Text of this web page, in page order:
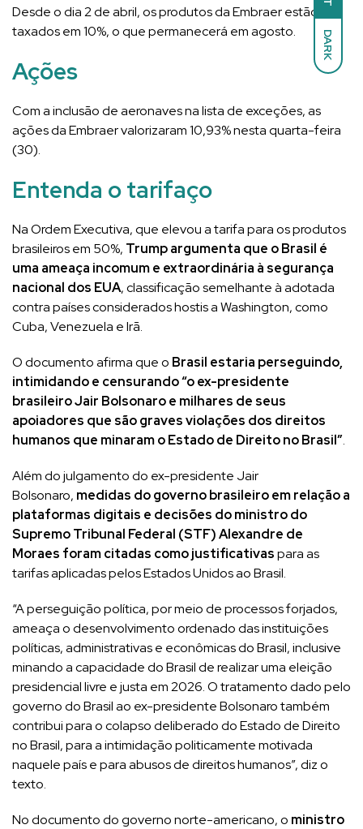
DARK
Desde o dia 2 de abril, os produtos da Embraer estão
taxados em 10%, o que permanecerá em agosto.
Ações
Com a inclusão de aeronaves na lista de exceções, as
ações da Embraer valorizaram 10,93% nesta quarta-feira
(30).
Entenda o tarifaço
Na Ordem Executiva, que elevou a tarifa para os produtos
brasileiros em 50%, Trump argumenta que o Brasil é
uma ameaça incomum e extraordinária à segurança
nacional dos EUA, classificação semelhante à adotada
contra países considerados hostis a Washington, como
Cuba, Venezuela e Irã.
O documento afirma que o Brasil estaria perseguindo,
intimidando e censurando “o ex-presidente
brasileiro Jair Bolsonaro e milhares de seus
apoiadores que são graves violações dos direitos
humanos que minaram o Estado de Direito no Brasil”.
Além do julgamento do ex-presidente Jair
Bolsonaro, medidas do governo brasileiro em relação a
plataformas digitais e decisões do ministro do
Supremo Tribunal Federal (STF) Alexandre de
Moraes foram citadas como justificativaspara as
tarifas aplicadas pelos Estados Unidos ao Brasil.
“A perseguição política, por meio de processos forjados,
ameaça o desenvolvimento ordenado das instituições
políticas, administrativas e econômicas do Brasil, inclusive
minando a capacidade do Brasil de realizar uma eleição
presidencial livre e justa em 2026. O tratamento dado pelo
governo do Brasil ao ex-presidente Bolsonaro também
contribui para o colapso deliberado do Estado de Direito
no Brasil, para a intimidação politicamente motivada
naquele país e para abusos de direitos humanos”, diz o
texto.
No documento do governo norte-americano, o ministro